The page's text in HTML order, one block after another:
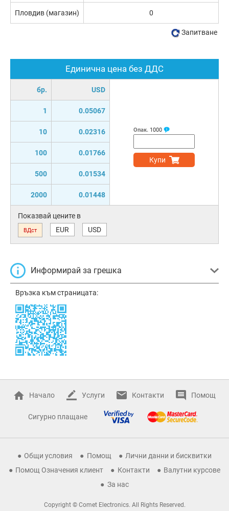
Единична цена без ДДС
бр. USD
1 0.05067
10 0.02316
100 0.01766
500 0.01534
2000 0.01448
Опак. 1000
Купи
Показвай цените в
ВДст EUR USD
Информирай за грешка
Връзка към страницата:
Пловдив (магазин) 0
Запитване
Начало Услуги Контакти Помощ
Сигурно плащане
Общи условия Помощ
Лични данни и бисквитки
Помощ Означения клиент
Контакти
Валутни курсове
За нас
Copyright © Comet Electronics. All Rights Reserved.